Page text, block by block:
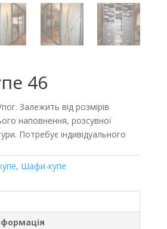
46
Залежить від розмірів
наповнення, розсувної
Потребує індивідуального
, Шафи-купе